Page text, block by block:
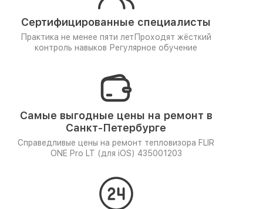
Сертифицированные специалисты
Практика не менее пяти лет Проходят жёсткий
контроль навыков Регулярное обучение
Самые выгодные цены на ремонт в
Санкт-Петербурге
Справедливые цены на ремонт тепловизора FLIR
ONE Pro LT (для iOS) 435001203